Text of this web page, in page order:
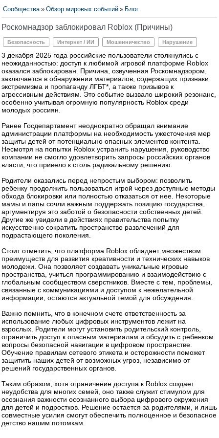
Сообщества » Обзор мировых событий » Блог
Роскомнадзор заблокировал Roblox (Причины)
Безопасность Интернет / ИИ Мошенничество Нарушение
3 декабря 2025 года российские пользователи столкнулись с
неожиданностью: доступ к любимой игровой платформе Roblox
оказался заблокирован. Причина, озвученная Роскомнадзором,
заключается в обнаружении материалов, содержащих признаки
экстремизма и пропаганду ЛГБТ*, а также призывов к
агрессивным действиям​. Это событие вызвало широкий резонанс,
особенно учитывая огромную популярность Roblox среди
молодых россиян.
Ранее Госдепартамент неоднократно обращал внимание
администрации платформы на необходимость ужесточения мер
защиты детей от потенциально опасных элементов контента.
Несмотря на попытки Roblox устранить нарушения, руководство
компании не смогло удовлетворить запросы российских органов
власти, что привело к столь радикальному решению​.
Родители оказались перед непростым выбором: позволить
ребенку продолжить пользоваться игрой через доступные методы
обхода блокировки или полностью отказаться от нее. Некоторые
мамы и папы сочли важным поддержать позицию государства,
аргументируя это заботой о безопасности собственных детей.
Другие же увидели в действиях правительства попытку
искусственно сократить пространство развлечений для
подрастающего поколения.
Стоит отметить, что платформа Roblox обладает множеством
преимуществ для развития креативности и технических навыков
молодежи. Она позволяет создавать уникальные игровые
пространства, учиться программированию и взаимодействию с
глобальным сообществом сверстников. Вместе с тем, проблемы,
связанные с коммуникациями и доступом к нежелательной
информации, остаются актуальной темой для обсуждения.
Важно помнить, что в конечном счете ответственность за
использование любых цифровых инструментов лежит на
взрослых. Родители могут установить родительский контроль,
ограничить доступ к опасным материалам и обсудить с ребенком
вопросы безопасной навигации в цифровом пространстве.
Обучение правилам сетевого этикета и осторожности поможет
защитить наших детей от возможных угроз, независимо от
решений государственных органов.
Таким образом, хотя ограничение доступа к Roblox создает
неудобства для многих семей, оно также служит стимулом для
осознания важности осознанного выбора цифрового окружения
для детей и подростков. Решение остается за родителями, и лишь
совместные усилия смогут обеспечить полноценное и безопасное
детство нашим потомкам.